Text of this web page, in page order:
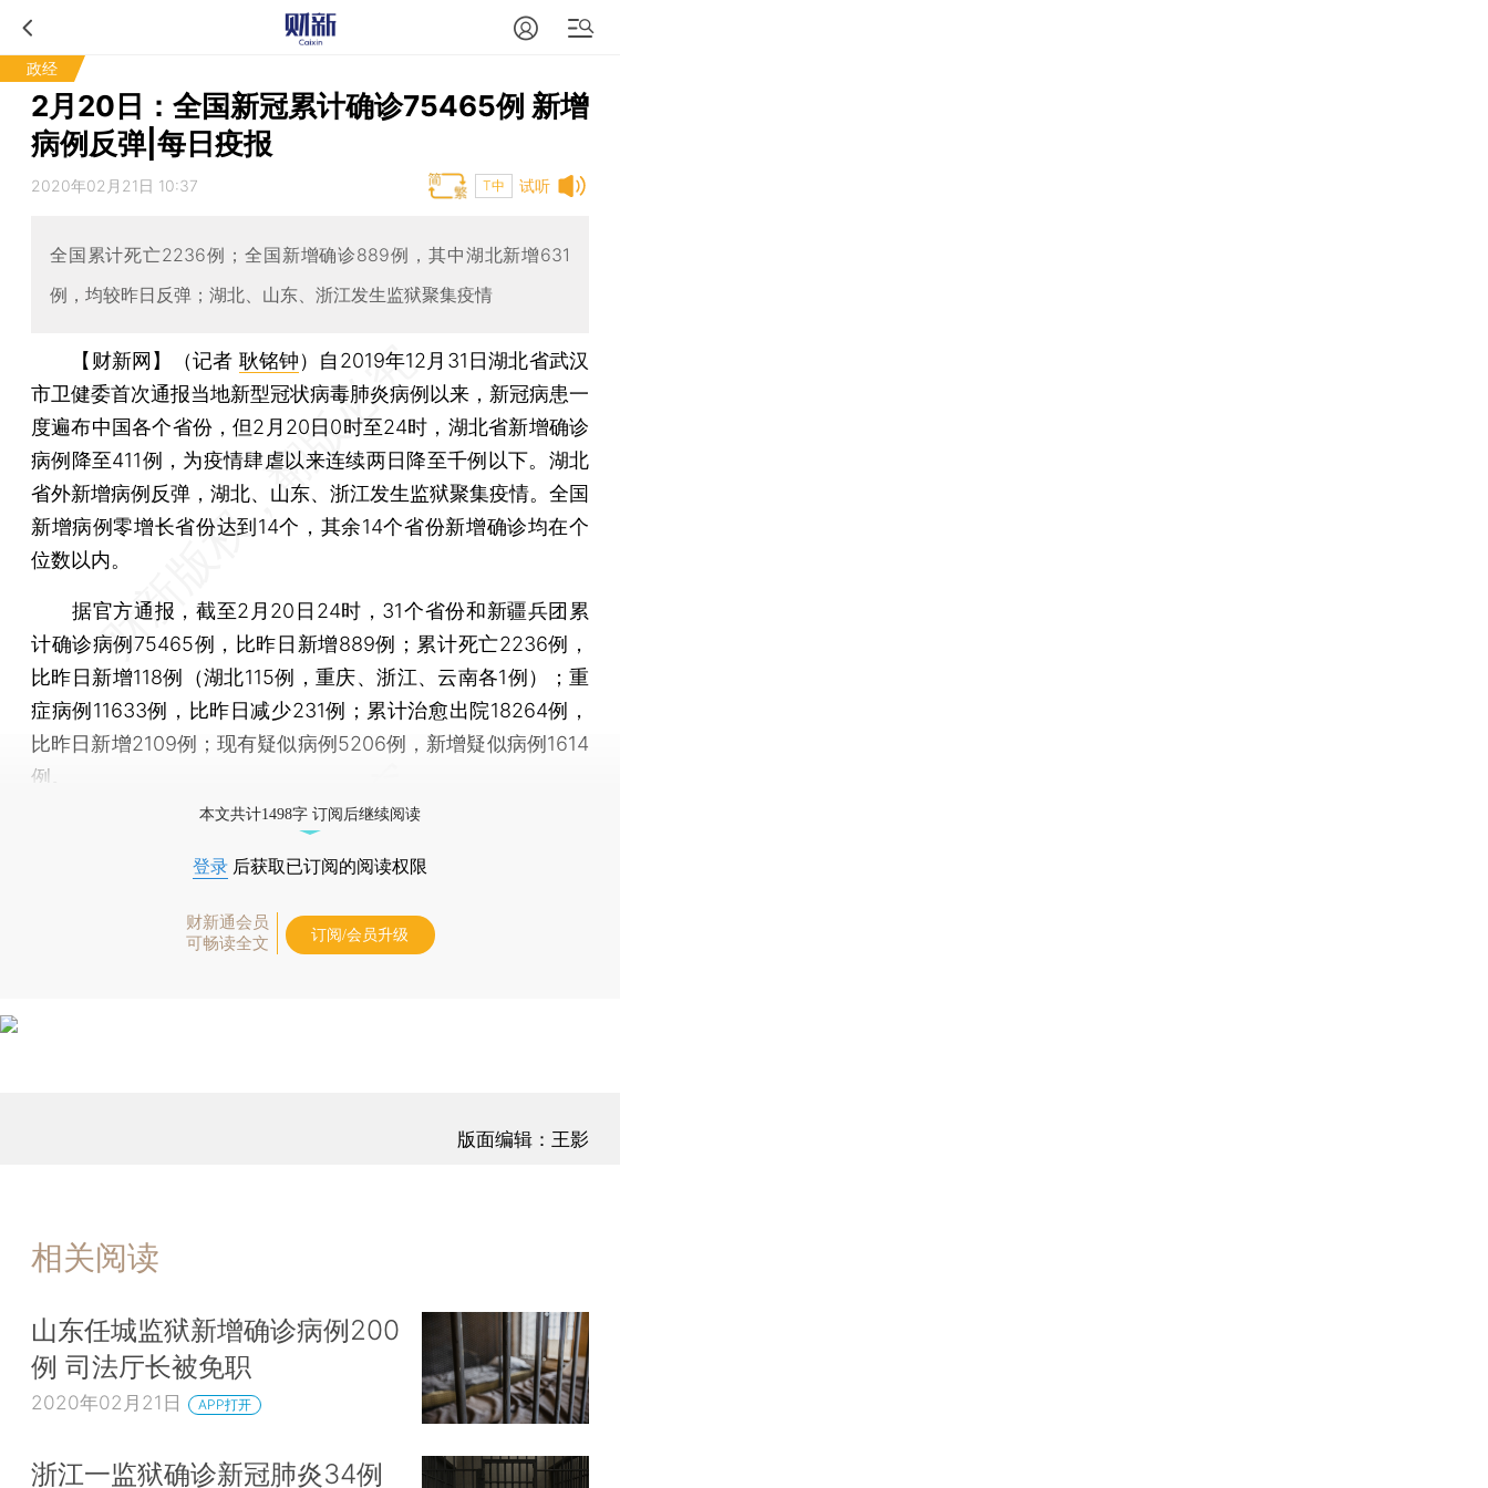
政经
2月20日：全国新冠累计确诊75465例 新增
病例反弹|每日疫报
试听
2020年02月21日 10:37 T中
全国累计死亡2236例；全国新增确诊889例，其中湖北新增631
例，均较昨日反弹；湖北、山东、浙江发生监狱聚集疫情
【财新网】（记者 耿铭钟） 自2019年12月31日湖北省武汉
市卫健委首次通报当地新型冠状病毒肺炎病例以来，新冠病患一
度遍布中国各个省份，但2月20日0时至24时，湖北省新增确诊
病例降至411例，为疫情肆虐以来连续两日降至千例以下。湖北
省外新增病例反弹，湖北、山东、浙江发生监狱聚集疫情。全国
新增病例零增长省份达到14个，其余14个省份新增确诊均在个
位数以内。
据官方通报，截至2月20日24时，31个省份和新疆兵团累
计确诊病例75465例，比昨日新增889例；累计死亡2236例，
比昨日新增118例（湖北115例，重庆、浙江、云南各1例）；重
症病例11633例，比昨日减少231例；累计治愈出院18264例，
比昨日新增2109例；现有疑似病例5206例，新增疑似病例1614
例。
本文共计1498字 订阅后继续阅读
登录 后获取已订阅的阅读权限
财新通会员
可畅读全文
订阅/会员升级
版面编辑：王影
相关阅读
山东任城监狱新增确诊病例200
例 司法厅长被免职
2020年02月21日 APP打开
浙江一监狱确诊新冠肺炎34例